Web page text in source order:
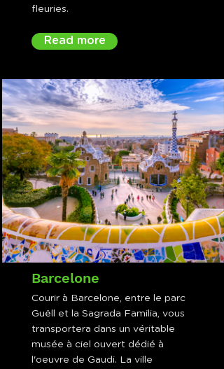
fleuries.
Read more
Barcelone
Courir à Barcelone, entre le parc
Guëll et la Sagrada Familia, vous
transportera dans un véritable
musée à ciel ouvert dédié à
l'oeuvre de Gaudi. La ville